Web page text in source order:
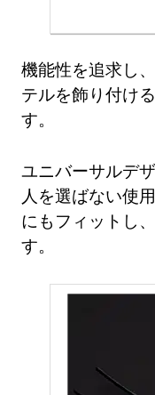
機能性を追求し
テルを飾り付け
す。
ユニバーサルデ
人を選ばない使
にもフィットし
す。